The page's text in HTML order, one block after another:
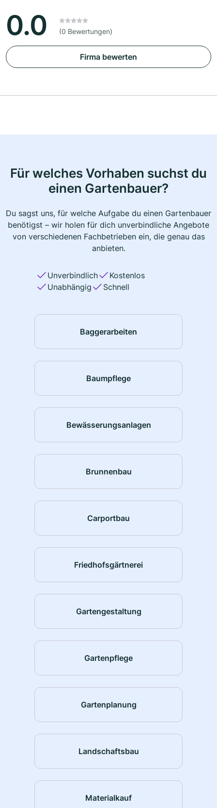
0.0 (0 Bewertungen)
Firma bewerten
Für welches Vorhaben suchst du
einen Gartenbauer?
Du sagst uns, für welche Aufgabe du einen Gartenbauer
benötigst – wir holen für dich unverbindliche Angebote
von verschiedenen Fachbetrieben ein, die genau das
anbieten.
Unverbindlich
Kostenlos
Unabhängig
Schnell
Baggerarbeiten
Baumpflege
Bewässerungsanlagen
Brunnenbau
Carportbau
Friedhofsgärtnerei
Gartengestaltung
Gartenpflege
Gartenplanung
Landschaftsbau
Materialkauf